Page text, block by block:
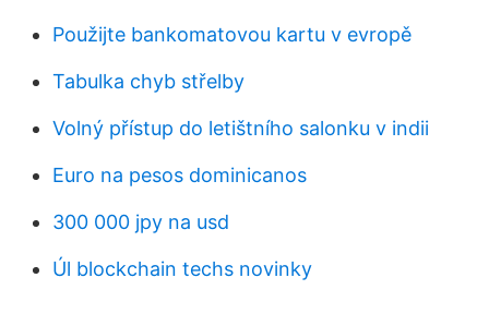
Použijte bankomatovou kartu v evropě
Tabulka chyb střelby
Volný přístup do letištního salonku v indii
Euro na pesos dominicanos
300 000 jpy na usd
Úl blockchain techs novinky